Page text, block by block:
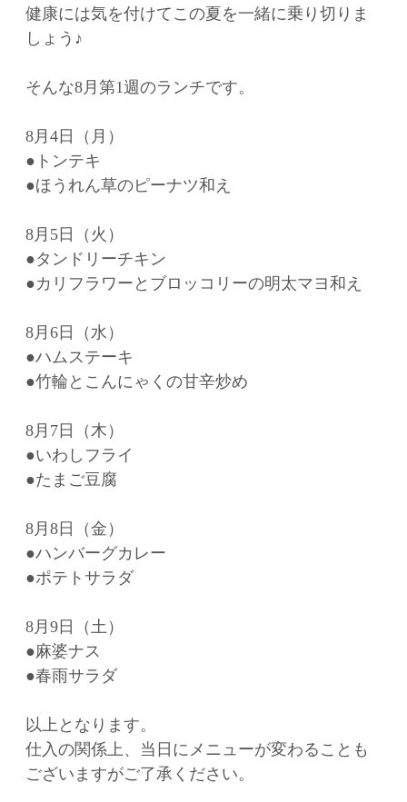
健康には気を付けてこの夏を一緒に乗り切りま
しょう♪
そんな8月第1週のランチです。
8月4日（月）
●トンテキ
●ほうれん草のピーナツ和え
8月5日（火）
●タンドリーチキン
●カリフラワーとブロッコリーの明太マヨ和え
8月6日（水）
●ハムステーキ
●竹輪とこんにゃくの甘辛炒め
8月7日（木）
●いわしフライ
●たまご豆腐
8月8日（金）
●ハンバーグカレー
●ポテトサラダ
8月9日（土）
●麻婆ナス
●春雨サラダ
以上となります。
仕入の関係上、当日にメニューが変わることも
ございますがご了承ください。